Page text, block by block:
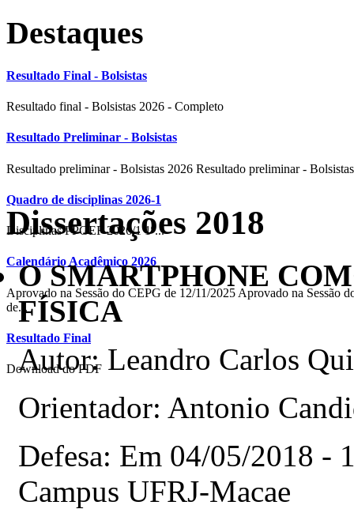
Destaques
Resultado Final - Bolsistas
Resultado final - Bolsistas 2026 - Completo
Resultado Preliminar - Bolsistas
Resultado preliminar - Bolsistas 2026 Resultado preliminar -
Quadro de disciplinas 2026-1
Disciplinas PPGEF 2026/1 1º...
Calendário Acadêmico 2026
Aprovado na Sessão do CEPG de 12/11/2025 Aprovado na Sessão
de...
Resultado Final
Download do PDF
Dissertações 2018
O SMARTPHONE
FÍSICA
Autor: Leandro Carlos
Orientador: Antonio
Defesa: Em 04/05/2018 -
Campus UFRJ-Macae